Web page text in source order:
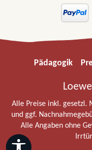
Pädagogik
Alle Preise inkl. gesetzl.
und ggf.
Alle Angaben ohne
Werkzeugleiste